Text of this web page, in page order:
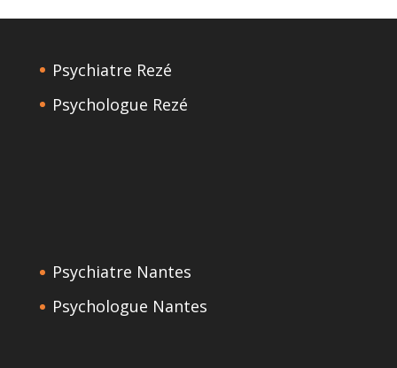
Psychiatre Rezé
Psychologue Rezé
Psychiatre Nantes
Psychologue Nantes